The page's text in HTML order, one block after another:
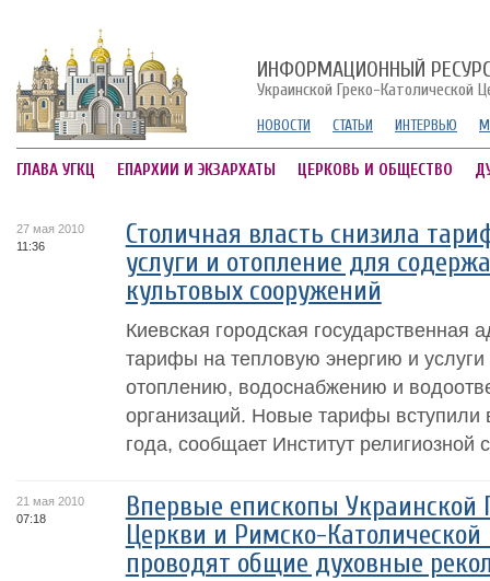
ИНФОРМАЦИОННЫЙ
Украинской Греко-Католической
НОВОСТИ СТАТЬИ ИНТЕРВЬЮ
ГЛАВА УГКЦ ЕПАРХИИ И ЭКЗАРХАТЫ ЦЕРКОВЬ И ОБЩЕСТВО
27 мая 2010
11:36
Столичная власть снизила
услуги и отопление для
культовых сооружений
Киевская городская государственная
тарифы на тепловую энергию и
отоплению, водоснабжению и
организаций. Новые тарифы вступили
года, сообщает Институт религиозной
21 мая 2010
07:18
Впервые епископы Украинской
Церкви и Римско-
проводят общие духовные